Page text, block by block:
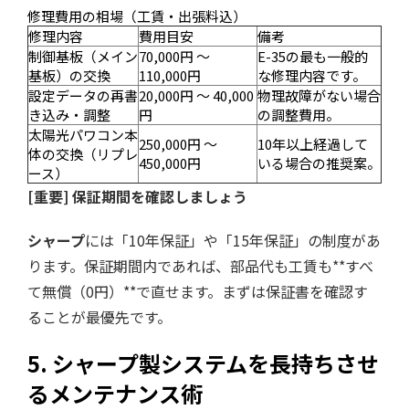
修理費用の相場（工賃・出張料込）
修理内容
費用目安
備考
制御基板（メイン
基板）の交換
70,000円 〜
110,000円
E-35の最も一般的
な修理内容です。
設定データの再書
き込み・調整
20,000円 〜 40,000
円
物理故障がない場合
の調整費用。
太陽光パワコン本
体の交換（リプレ
ース）
250,000円 〜
450,000円
10年以上経過して
いる場合の推奨案。
[重要] 保証期間を確認しましょう
シャープには「10年保証」や「15年保証」の制度があ
ります。保証期間内であれば、部品代も工賃も**すべ
て無償（0円）**で直せます。まずは保証書を確認す
ることが最優先です。
5. シャープ製システムを長持ちさせ
るメンテナンス術